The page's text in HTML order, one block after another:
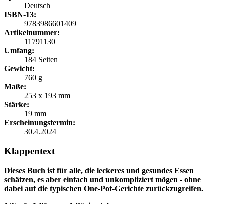
Deutsch
ISBN-13:
9783986601409
Artikelnummer:
11791130
Umfang:
184 Seiten
Gewicht:
760 g
Maße:
253 x 193 mm
Stärke:
19 mm
Erscheinungstermin:
30.4.2024
Klappentext
Dieses Buch ist für alle, die leckeres und gesundes Essen
schätzen, es aber einfach und unkompliziert mögen - ohne
dabei auf die typischen One-Pot-Gerichte zurückzugreifen.